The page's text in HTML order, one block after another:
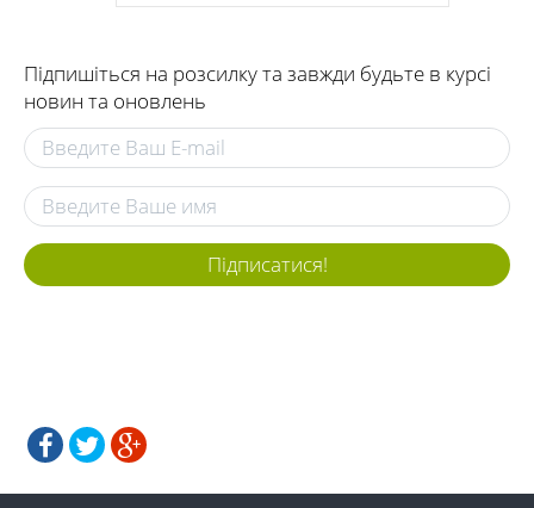
Підпишіться на розсилку та завжди будьте в курсі
новин та оновлень
Підписатися!